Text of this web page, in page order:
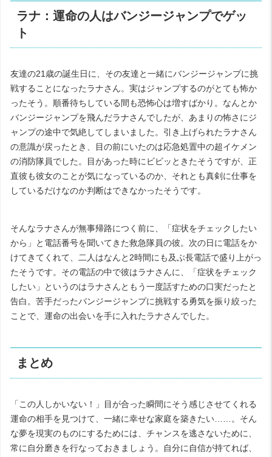
ラナ：運命の人はバンジージャンプでゲッ
ト
友達の21 歳の誕生日に、その友達と一緒にバンジージャンプに挑
戦することになったラナさん。実はジャンプするのがとても怖か
ったそう。順番待ちしている間も恐怖心は増すばかり。なんとか
バンジージャンプを飛んだラナさんでしたが、あまりの怖さにジ
ャンプの途中で気絶してしまいました。引き上げられたラナさん
の意識が戻ったとき、目の前にいたのは応急処置中の超イケメン
の消防隊員でした。目があった時にビビッときたそうですが、正
直彼も彼女のことが気になっているのか、それとも真剣に仕事を
しているだけなのか判断はできなかったそうです。
そんなラナさんが無事帰路につく前に、「症状をチェックしたい
から」と電話番号を聞いてきた救急隊員の彼。次の日に電話をか
けてきてくれて、二人はなんと 2時間にも及ぶ長電話で盛り上がっ
たそうです。その電話の中で彼はラナさんに、「症状をチェック
したい」というのはラナさんともう一度話すための口実だったと
告白。苦手だったバンジージャンプに挑戦する勇気を振り絞った
ことで、運命の出会いを手に入れたラナさんでした。
まとめ
「この人しかいない！」目が合った瞬間にそう感じさせてくれる
運命の相手を見つけて、一緒に幸せな家庭を築きたい……。そん
な夢を現実のものにするためには、チャンスを逃さないために、
常に自分磨きを行なっておきましょう。自分に自信が持てれば、